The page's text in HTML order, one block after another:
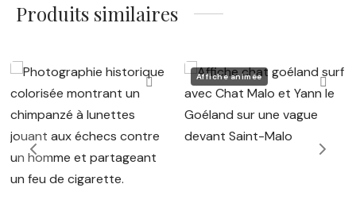
Produits similaires
Affiche animée